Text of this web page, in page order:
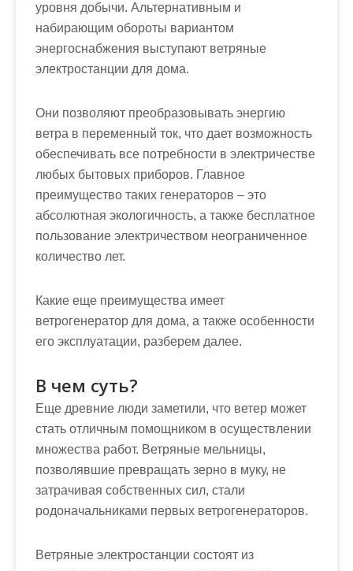
уровня добычи. Альтернативным и
набирающим обороты вариантом
энергоснабжения выступают ветряные
электростанции для дома.
Они позволяют преобразовывать энергию
ветра в переменный ток, что дает возможность
обеспечивать все потребности в электричестве
любых бытовых приборов. Главное
преимущество таких генераторов – это
абсолютная экологичность, а также бесплатное
пользование электричеством неограниченное
количество лет.
Какие еще преимущества имеет
ветрогенератор для дома, а также особенности
его эксплуатации, разберем далее.
В чем суть?
Еще древние люди заметили, что ветер может
стать отличным помощником в осуществлении
множества работ. Ветряные мельницы,
позволявшие превращать зерно в муку, не
затрачивая собственных сил, стали
родоначальниками первых ветрогенераторов.
Ветряные электростанции состоят из